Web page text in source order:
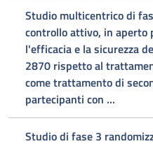
Studio multicentrico di
controllo attivo, in aperto
l'efficacia e la sicurezza
2870 rispetto al
come trattamento di
partecipanti con ...
Studio di fase 3